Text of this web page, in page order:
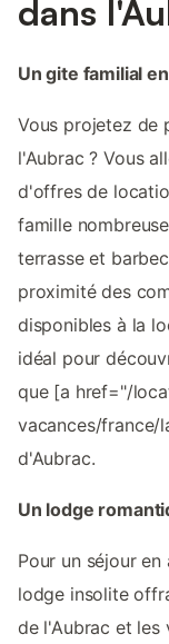
dans
Un gite familial
Vous projetez de
l'Aubrac ? Vous
d'offres de
famille
terrasse et
proximité des
disponibles à la
idéal pour
que [a href="/
vacances/france/
d'Aubrac.
Un lodge
Pour un séjour
lodge insolite
de l'Aubrac et les